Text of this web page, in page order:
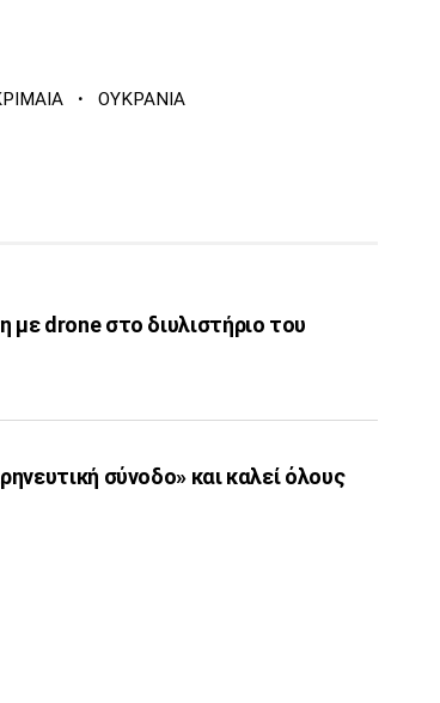
· ΟΥΚΡΑΝΙΑ
drone στο διυλιστήριο του
σύνοδο» και καλεί όλους